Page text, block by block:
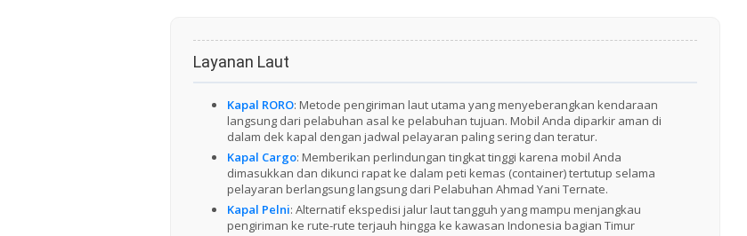
Layanan Laut
Kapal RORO: Metode pengiriman laut utama yang menyeberangkan kendaraan
langsung dari pelabuhan asal ke pelabuhan tujuan. Mobil Anda diparkir aman di
dalam dek kapal dengan jadwal pelayaran paling sering dan teratur.
Kapal Cargo: Memberikan perlindungan tingkat tinggi karena mobil Anda
dimasukkan dan dikunci rapat ke dalam peti kemas (container) tertutup selama
pelayaran berlangsung langsung dari Pelabuhan Ahmad Yani Ternate.
Kapal Pelni: Alternatif ekspedisi jalur laut tangguh yang mampu menjangkau
pengiriman ke rute-rute terjauh hingga ke kawasan Indonesia bagian Timur